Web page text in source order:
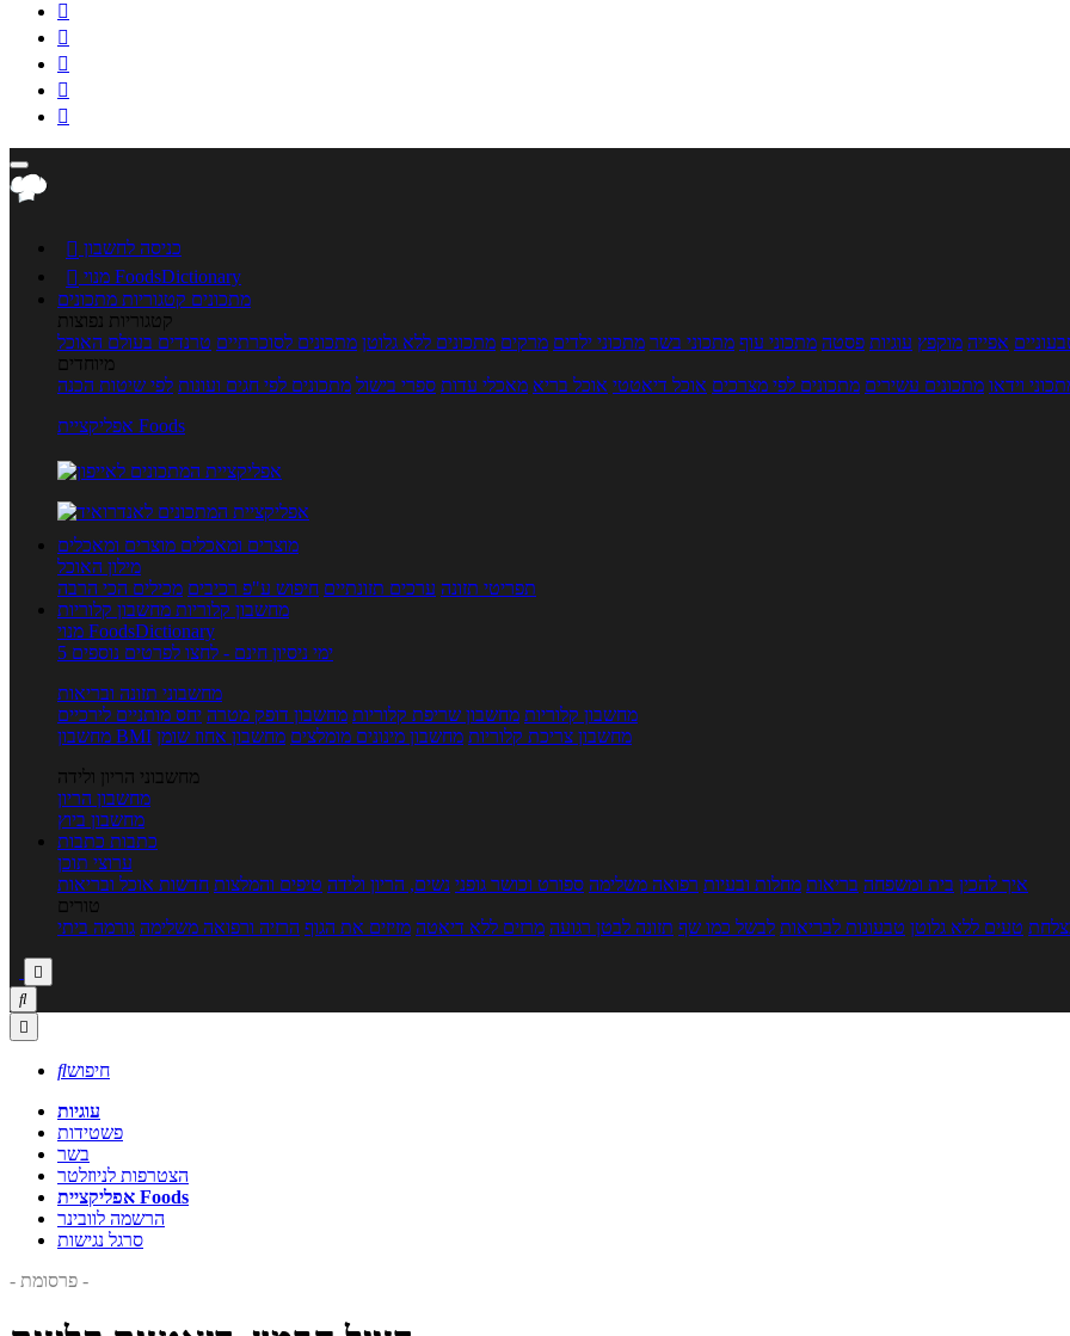





 כניסה לחשבון

מנוי FoodsDictionary
מתכונים קטגוריות מתכונים
קטגוריות נפוצות
אפייה מוקפץ עוגיות פסטה מתכוני עוף מתכוני בשר מתכוני ילדים מרקים מתכונים ללא גלוטן מתכונים לסוכרתיים טרנדים בעולם האוכל
מיוחדים
וידאו מתכונים עשירים מתכונים לפי מצרכים אוכל דיאטטי אוכל בריא מאכלי עדות ספרי בישול מתכונים לפי חגים ועונות לפי שיטות הכנה
אפליקציית Foods
מוצרים ומאכלים מוצרים ומאכלים
מילון האוכל
תפריטי תזונה ערכים תזונתיים חיפוש ע"פ רכיבים מכילים הכי הרבה
מחשבון קלוריות מחשבון קלוריות
מנוי FoodsDictionary
5 ימי ניסיון חינם - לחצו לפרטים נוספים
מחשבוני תזונה ובריאות
מחשבון קלוריות מחשבון שריפת קלוריות מחשבון דופק מטרה יחס מותניים לירכיים
מחשבון BMI
מחשבון צריכת קלוריות מחשבון מינונים מומלצים מחשבון אחוז שומן
מחשבוני הריון ולידה
מחשבון הריון
מחשבון ביוץ
כתבות כתבות
ערוצי תוכן
איך להכין בית ומשפחה בריאות מחלות ובעיות רפואה משלימה ספורט וכושר גופני נשים, הריון ולידה טיפים והמלצות חדשות אוכל ובריאות
טורים
טעים ללא גלוטן טבעונות לבריאות לבשל כמו שף תזונה לבטן רגועה מרזים ללא דיאטה מזיזים את הגוף הרזיה ורפואה משלימה גורמה ביתי



חיפוש
עוגיות
פשטידות
בשר
הצטרפות לניוזלטר
אפליקציית Foods
הרשמה לוובינר
סרגל נגישות
- פרסומת -